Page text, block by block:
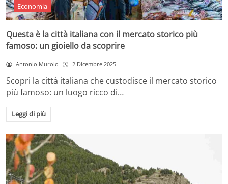
Economia
Questa è la città italiana con il mercato storico più
famoso: un gioiello da scoprire
Antonio Murolo 2 Dicembre 2025
Scopri la città italiana che custodisce il mercato storico
più famoso: un luogo ricco di…
Leggi di più